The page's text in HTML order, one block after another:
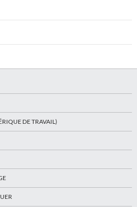
DE TRAVAIL)